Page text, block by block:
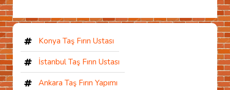
Konya Taş Fırın Ustası
İstanbul Taş Fırın Ustası
Ankara Taş Fırın Yapımı